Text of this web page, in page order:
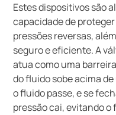
Estes dispositivos são
capacidade de
pressões reversas,
seguro e eficiente. A
atua como uma
do fluido sobe acima
o fluido passe, e se
pressão cai, evitando o